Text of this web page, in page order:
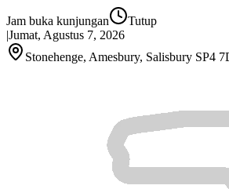
Jam buka kunjungan
Tutup
|Jumat, Agustus 7, 2026
Stonehenge, Amesbury, Salisbury SP4